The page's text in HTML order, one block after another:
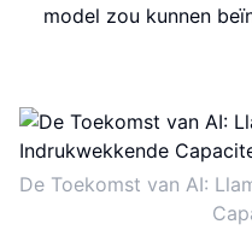
model zou kunnen
De Toekomst van AI: